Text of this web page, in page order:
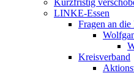
Kurzfristig
LINKE-Essen
Fragen an
Kreisverband